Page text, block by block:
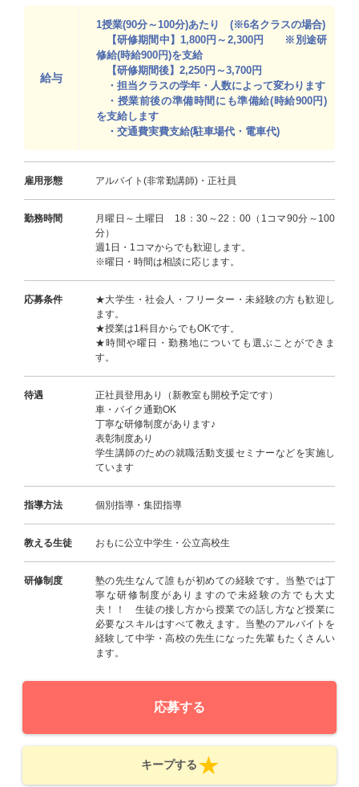
給与
1授業(90分～100分)あたり (※6名クラスの場合)
【研修期間中】1,800円～2,300円 ※別途研
修給(時給900円)を支給
【研修期間後】2,250円～3,700円
・担当クラスの学年・人数によって変わります
・授業前後の準備時間にも準備給(時給900円)
を支給します
・交通費実費支給(駐車場代・電車代)
雇用形態 アルバイト(非常勤講師)・正社員
勤務時間
月曜日～土曜日 18：30～22：00（1コマ90分～100
分）
週1日・1コマからでも歓迎します。
※曜日・時間は相談に応じます。
応募条件
★大学生・社会人・フリーター・未経験の方も歓迎し
ます。
★授業は1科目からでもOKです。
★時間や曜日・勤務地についても選ぶことができま
す。
待遇
正社員登用あり（新教室も開校予定です）
車・バイク通勤OK
丁寧な研修制度があります♪
表彰制度あり
学生講師のための就職活動支援セミナーなどを実施し
ています
指導方法 個別指導・集団指導
教える生徒 おもに公立中学生・公立高校生
研修制度
塾の先生なんて誰もが初めての経験です。当塾では丁
寧な研修制度がありますので未経験の方でも大丈
夫！！ 生徒の接し方から授業での話し方など授業に
必要なスキルはすべて教えます。当塾のアルバイトを
経験して中学・高校の先生になった先輩もたくさんい
ます。
応募する
キープする